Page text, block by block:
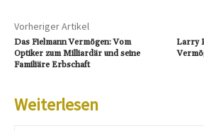
Vorheriger Artikel
Das Fielmann Vermögen: Vom
Optiker zum Milliardär und seine
Familiäre Erbschaft
Larry
Weiterlesen